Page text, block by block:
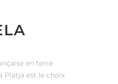
en terre
Platja est le choix